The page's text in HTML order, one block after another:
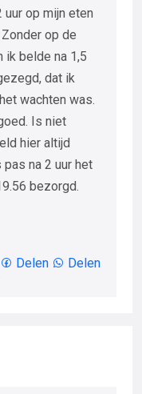
op mijn eten
op de
ik belde na 1,5
dat ik
wachten was.
Is niet
hier altijd
na 2 uur het
bezorgd.
Delen Delen